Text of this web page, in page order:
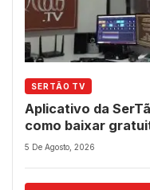
SERTÃO TV
Aplicativo da
como baixar
5 De Agosto, 2026